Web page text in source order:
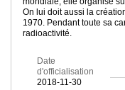
On lui doit aussi la
1970. Pendant toute sa
radioactivité.
Date
d'officialisation
2018-11-30